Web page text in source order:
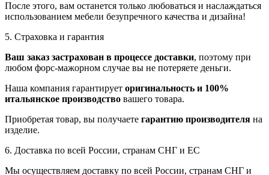
После этого, вам останется только любоваться и наслаждаться
использованием мебели безупречного качества и дизайна!
5. Страховка и гарантия
Ваш заказ застрахован в процессе доставки, поэтому при
любом форс-мажорном случае вы не потеряете деньги.
Наша компания гарантирует оригинальность и 100%
итальянское производство вашего товара.
Приобретая товар, вы получаете гарантию производителя на
изделие.
6. Доставка по всей России, странам СНГ и ЕС
Мы осуществляем доставку по всей России, странам СНГ и